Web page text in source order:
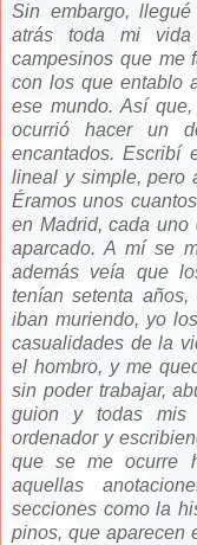
Sin embargo,
atrás toda mi
campesinos que me
con los que entablo
ese mundo. Así
ocurrió hacer un
encantados. Escribí
lineal y simple, pero
Éramos unos
en Madrid, cada
aparcado. A mí se
además veía que
tenían setenta
iban muriendo, yo
casualidades de la
el hombro, y me
sin poder trabajar,
guion y todas mis
ordenador y
que se me ocurre
aquellas
secciones como la
pinos, que aparecen